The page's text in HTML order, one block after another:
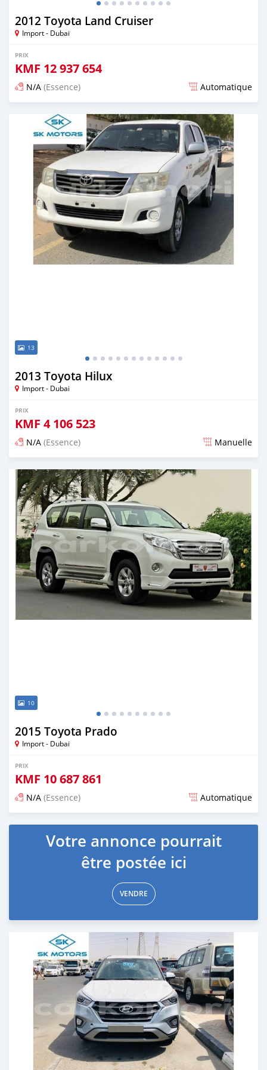
2012 Toyota Land Cruiser
Import - Dubai
PRIX
KMF 12 937 654
N/A (Essence) Automatique
Publié il y a presque 6 ans
13
2013 Toyota Hilux
Import - Dubai
PRIX
KMF 4 106 523
N/A (Essence) Manuelle
Publié il y a presque 6 ans
10
2015 Toyota Prado
Import - Dubai
PRIX
KMF 10 687 861
N/A (Essence) Automatique
Publié il y a presque 6 ans
Votre annonce pourrait
être postée ici
VENDRE